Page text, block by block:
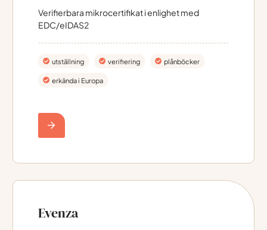
Verifierbara mikrocertifikat i enlighet med
EDC/eIDAS2
utställning verifiering plånböcker
erkända i Europa
Evenza